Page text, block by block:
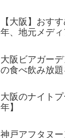
【大阪】おす
年、地元メデ
大阪ビアガー
の食べ飲み放
大阪のナイト
年】
神戸アフタヌ